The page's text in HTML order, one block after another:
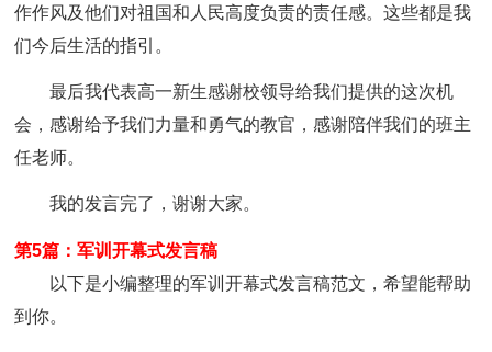
作作风及他们对祖国和人民高度负责的责任感。这些都是我
们今后生活的指引。
最后我代表高一新生感谢校领导给我们提供的这次机
会，感谢给予我们力量和勇气的教官，感谢陪伴我们的班主
任老师。
我的发言完了，谢谢大家。
第5篇：军训开幕式发言稿
以下是小编整理的军训开幕式发言稿范文，希望能帮助
到你。